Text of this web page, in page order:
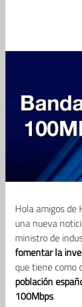
Hola amigos de
una nueva
ministro de
fomentar la
que tiene como
población
100Mbps.